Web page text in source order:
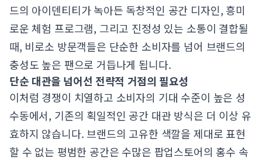
드의 아이덴티티가 녹아든 독창적인 공간 디자인, 흥미
로운 체험 프로그램, 그리고 진정성 있는 소통이 결합될
때, 비로소 방문객들은 단순한 소비자를 넘어 브랜드의
충성도 높은 팬으로 거듭나게 됩니다.
단순 대관을 넘어선 전략적 거점의 필요성
이처럼 경쟁이 치열하고 소비자의 기대 수준이 높은 성
수동에서, 기존의 획일적인 공간 대관 방식은 더 이상 유
효하지 않습니다. 브랜드의 고유한 색깔을 제대로 표현
할 수 없는 평범한 공간은 수많은 팝업스토어의 홍수 속